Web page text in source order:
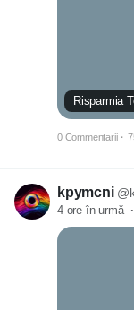
0 Commentarii ·
kpymcni
4 ore în urmă ·